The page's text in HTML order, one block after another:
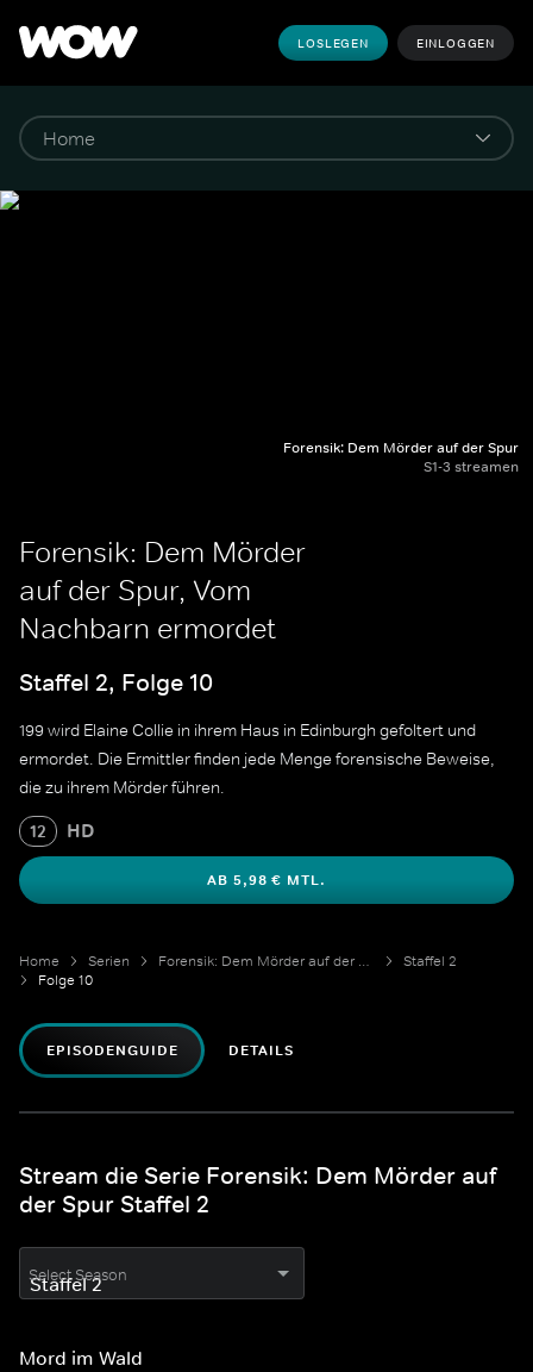
LOSLEGEN EINLOGGEN
Forensik: Dem Mörder auf der Spur
S1-3 streamen
Forensik: Dem Mörder
auf der Spur, Vom
Nachbarn ermordet
Staffel 2, Folge 10
199 wird Elaine Collie in ihrem Haus in Edinburgh gefoltert und
ermordet. Die Ermittler finden jede Menge forensische Beweise,
die zu ihrem Mörder führen.
12 HD
AB 5,98 € MTL.
Home Serien Forensik: Dem Mörder auf der Spur
Staffel 2
Folge 10
EPISODENGUIDE DETAILS
Stream die Serie Forensik: Dem Mörder auf
der Spur Staffel 2
Select Season
Mord im Wald